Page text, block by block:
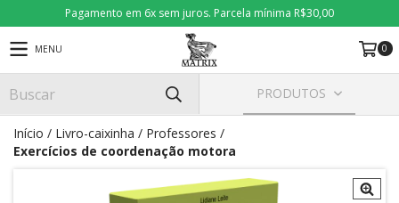
Pagamento em 6x sem juros. Parcela mínima R$30,00
MENU 0
PRODUTOS
Início / Livro-caixinha / Professores /
Exercícios de coordenação motora